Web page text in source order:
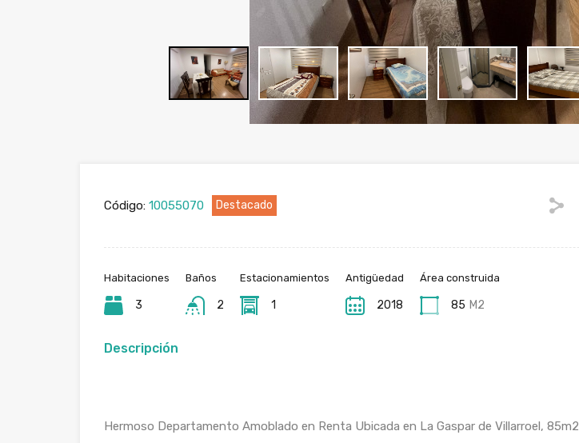
Código: 10055070 Destacado
Habitaciones
3
Baños
2
Estacionamientos
1
Antigüedad
2018
Área construida
85 M2
Descripción
Hermoso Departamento Amoblado en Renta Ubicada en La Gaspar de Villarroel, 85m2